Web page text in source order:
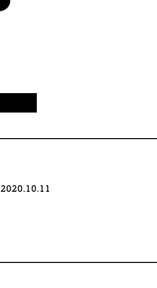
2020.10.11